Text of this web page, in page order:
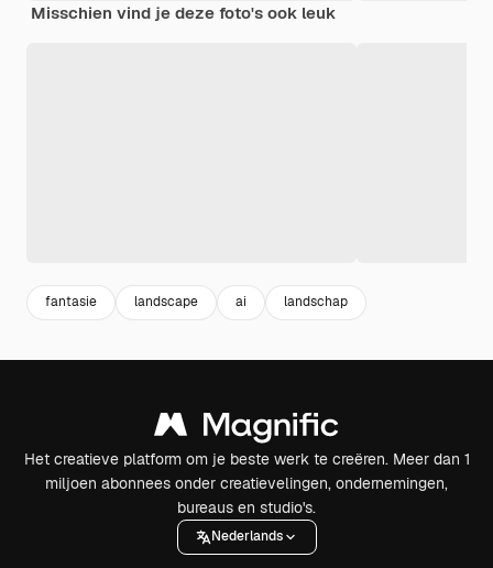
Misschien vind je deze foto's ook leuk
fantasie landscape ai landschap
Het creatieve platform om je beste werk te creëren. Meer dan 1
miljoen abonnees onder creatievelingen, ondernemingen,
bureaus en studio's.
Nederlands